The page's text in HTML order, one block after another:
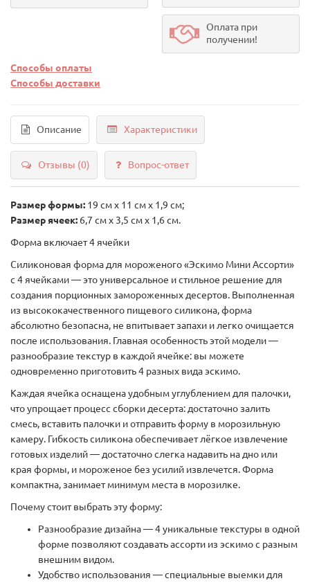
Оплата при
получении!
Способы оплаты
Способы доставки
Описание Характеристики
Отзывы (0) Вопрос-ответ
Размер формы: 19 см х 11 см х 1,9 см;
Размер ячеек: 6,7 см х 3,5 см х 1,6 см.
Форма включает 4 ячейки
Силиконовая форма для мороженого «Эскимо Мини Ассорти»
с 4 ячейками — это универсальное и стильное решение для
создания порционных замороженных десертов. Выполненная
из высококачественного пищевого силикона, форма
абсолютно безопасна, не впитывает запахи и легко очищается
после использования. Главная особенность этой модели —
разнообразие текстур в каждой ячейке: вы можете
одновременно приготовить 4 разных вида эскимо.
Каждая ячейка оснащена удобным углублением для палочки,
что упрощает процесс сборки десерта: достаточно залить
смесь, вставить палочки и отправить форму в морозильную
камеру. Гибкость силикона обеспечивает лёгкое извлечение
готовых изделий — достаточно слегка надавить на дно или
края формы, и мороженое без усилий извлечется. Форма
компактна, занимает минимум места в морозилке.
Почему стоит выбрать эту форму:
Разнообразие дизайна — 4 уникальные текстуры в одной
форме позволяют создавать ассорти из эскимо с разным
внешним видом.
Удобство использования — специальные выемки для